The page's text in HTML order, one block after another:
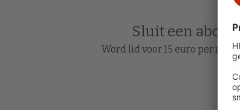
Sluit een
Word lid voor 15 euro per